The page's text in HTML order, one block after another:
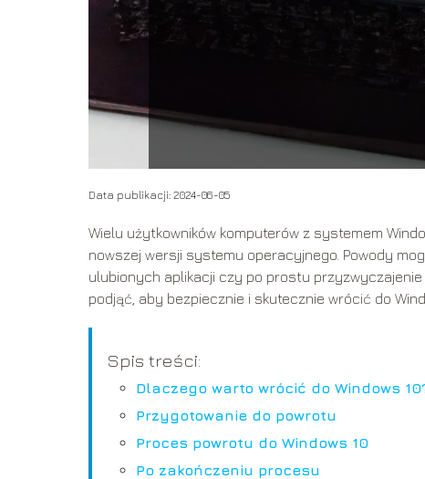
Data publikacji: 2024-06-05
Wielu użytkowników komputerów z systemem
nowszej wersji systemu operacyjnego. Powody
ulubionych aplikacji czy po prostu
podjąć, aby bezpiecznie i skutecznie wrócić do
Spis treści:
Dlaczego warto wrócić do Windows
Przygotowanie do powrotu
Proces powrotu do Windows 10
Po zakończeniu procesu